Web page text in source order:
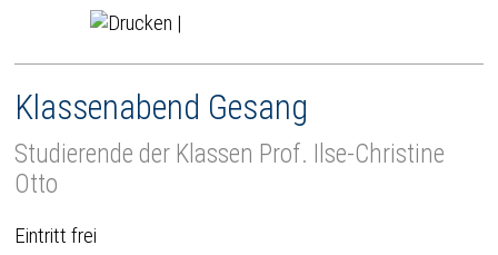
|
Klassenabend Gesang
Studierende der Klassen Prof. Ilse-Christine
Otto
Eintritt frei